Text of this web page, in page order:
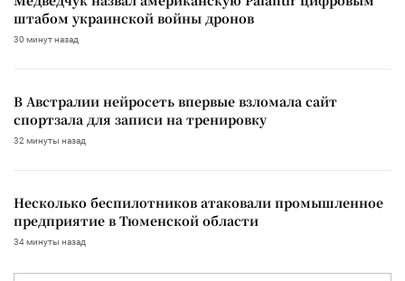
штабом украинской войны дронов
30 минут назад
В Австралии нейросеть впервые взломала сайт
спортзала для записи на тренировку
32 минуты назад
Несколько беспилотников атаковали промышленное
предприятие в Тюменской области
34 минуты назад